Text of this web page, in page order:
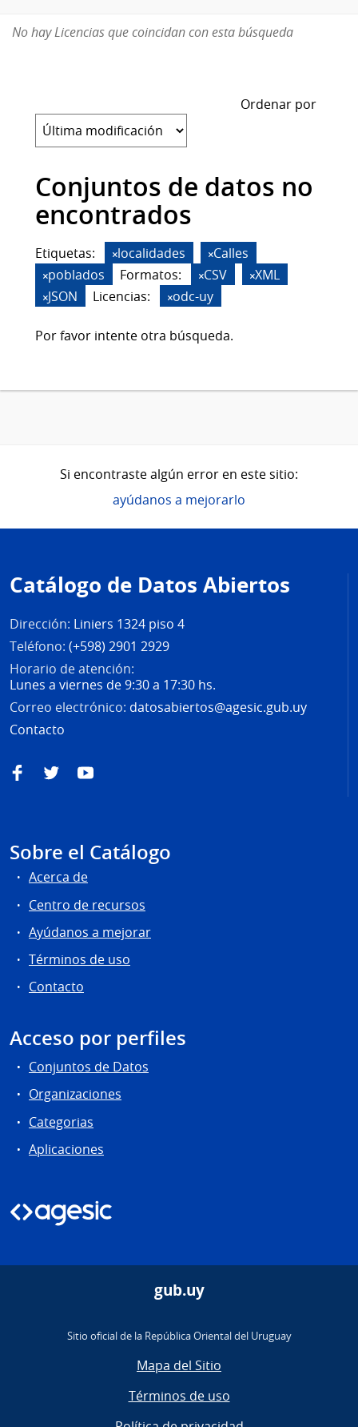
Licencias
No hay Licencias que coincidan con esta búsqueda
Ordenar por
Conjuntos de datos no
encontrados
Etiquetas: localidades
Calles
poblados
Formatos: CSV
XML
JSON
Licencias: odc-uy
Por favor intente otra búsqueda.
Si encontraste algún error en este sitio:
ayúdanos a mejorarlo
de
página
Catálogo de Datos Abiertos
Dirección: Liniers 1324 piso 4
Teléfono: (+598) 2901 2929
Horario de atención:
Lunes a viernes de 9:30 a 17:30 hs.
Correo electrónico: datosabiertos@agesic.gub.uy
Contacto
FacebookTwitterYouTube
Sobre el Catálogo
Acerca de
Centro de recursos
Ayúdanos a mejorar
Términos de uso
Contacto
Acceso por perfiles
Conjuntos de Datos
Organizaciones
Categorias
Aplicaciones
gub.uy
Sitio oficial de la República Oriental del Uruguay
Mapa del Sitio
Términos de uso